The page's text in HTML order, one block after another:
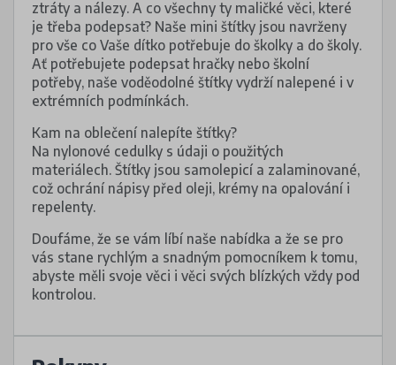
ztráty a nálezy. A co všechny ty maličké věci, které
je třeba podepsat? Naše mini štítky jsou navrženy
pro vše co Vaše dítko potřebuje do školky a do školy.
Ať potřebujete podepsat hračky nebo školní
potřeby, naše voděodolné štítky vydrží nalepené i v
extrémních podmínkách.
Kam na oblečení nalepíte štítky?
Na nylonové cedulky s údaji o použitých
materiálech. Štítky jsou samolepicí a zalaminované,
což ochrání nápisy před oleji, krémy na opalování i
repelenty.
Doufáme, že se vám líbí naše nabídka a že se pro
vás stane rychlým a snadným pomocníkem k tomu,
abyste měli svoje věci i věci svých blízkých vždy pod
kontrolou.